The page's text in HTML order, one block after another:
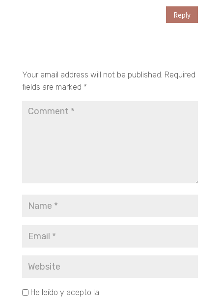
Reply
Your email address will not be published. Required
fields are marked *
He leído y acepto la